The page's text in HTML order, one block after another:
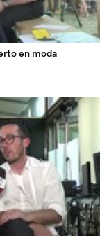
en moda